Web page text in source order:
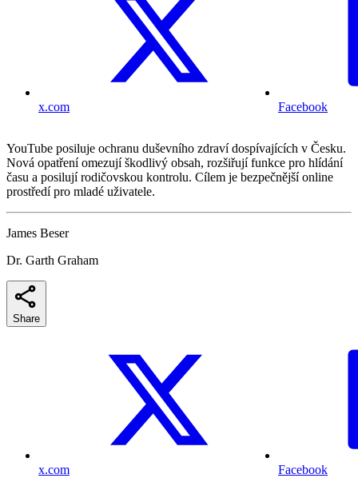
x.com Facebook
YouTube posiluje ochranu duševního zdraví dospívajících v Česku.
Nová opatření omezují škodlivý obsah, rozšiřují funkce pro hlídání
času a posilují rodičovskou kontrolu. Cílem je bezpečnější online
prostředí pro mladé uživatele.
James Beser
Dr. Garth Graham
Share
x.com Facebook